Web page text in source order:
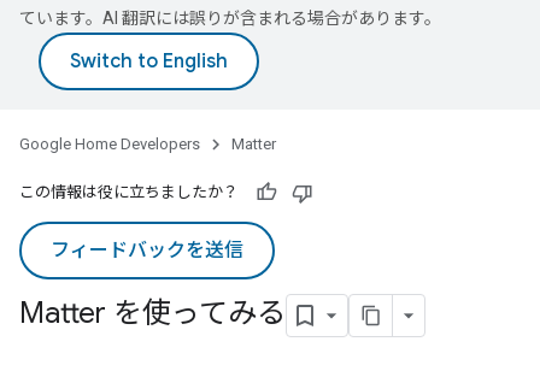
ています。AI 翻訳には誤りが含まれる場合があります。
Google Home Developers Matter
この情報は役に立ちましたか？
フィードバックを送信
Matter を使ってみる